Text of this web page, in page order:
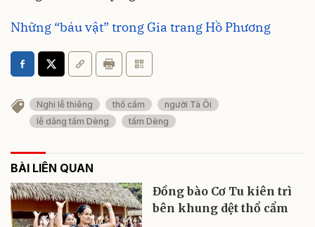
Những “báu vật” trong Gia trang Hồ Phương
Nghi lễ thiêng thổ cẩm
người Tà Ôi
lễ dâng tấm Dèng
tấm Dèng
BÀI LIÊN QUAN
Đồng bào Cơ Tu kiên trì
bên khung dệt thổ cẩm